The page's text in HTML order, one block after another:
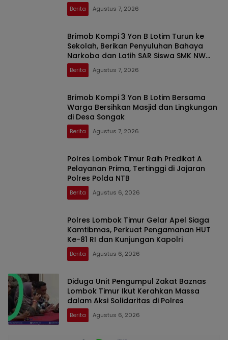
Berita Agustus 7, 2026
Brimob Kompi 3 Yon B Lotim Turun ke
Sekolah, Berikan Penyuluhan Bahaya
Narkoba dan Latih SAR Siswa SMK NW
Benteng
Berita Agustus 7, 2026
Brimob Kompi 3 Yon B Lotim Bersama
Warga Bersihkan Masjid dan Lingkungan
di Desa Songak
Berita Agustus 7, 2026
Polres Lombok Timur Raih Predikat A
Pelayanan Prima, Tertinggi di Jajaran
Polres Polda NTB
Berita Agustus 6, 2026
Polres Lombok Timur Gelar Apel Siaga
Kamtibmas, Perkuat Pengamanan HUT
Ke-81 RI dan Kunjungan Kapolri
Berita Agustus 6, 2026
Diduga Unit Pengumpul Zakat Baznas
Lombok Timur Ikut Kerahkan Massa
dalam Aksi Solidaritas di Polres
Berita Agustus 6, 2026